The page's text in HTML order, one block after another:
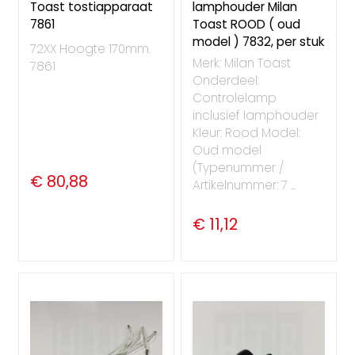
Toast tostiapparaat
7861
72XX Hoogte 170mm.
7861
€ 80,88
lamphouder Milan
Toast ROOD ( oud
model ) 7832, per stuk
Merk: Milan Toast
Onderdeel:
Controlelamp
inclusief lamphouder
Kleur: Rood Model:
Oud model
(Typenummer /
Artikelnummer: 7 ...
€ 11,12